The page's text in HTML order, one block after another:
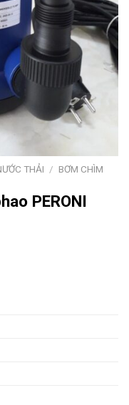
THẢI / BƠM CHÌM
PERONI